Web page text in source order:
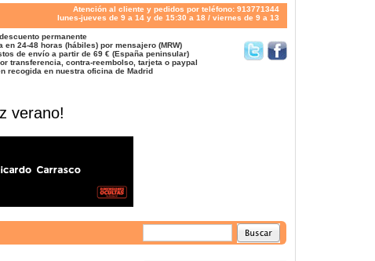
Atención al cliente y pedidos por teléfono: 913771344
lunes-jueves de 9 a 14 y de 15:30 a 18 / viernes de 9 a 13
permanente
en 24-48 horas (hábiles) por mensajero (MRW)
de envío a partir de 69 € (España peninsular)
transferencia, contra-reembolso, tarjeta o paypal
recogida en nuestra oficina de Madrid
verano!